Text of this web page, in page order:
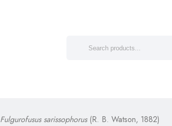
Fulgurofusus sarissophorus(R. B. Watson, 1882)